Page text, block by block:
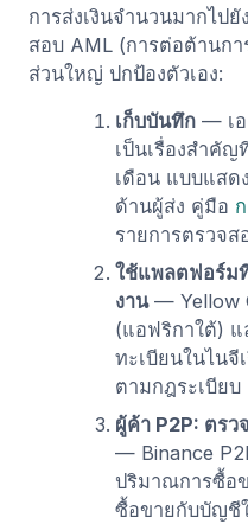
การส่งเงินจำนวนมากไป
สอบ AML (การต่อต้านกา
ส่วนใหญ่ ปกป้องตัวเอง:
เก็บบันทึก— เอ
เป็นเรื่องสำคั
เดือน แบบแสด
ด้านผู้ส่ง คู่มือ
รายการตรวจส
ใช้แพลตฟอร์ม
งาน— Yellow
(แอฟริกาใต้) แ
ทะเบียนในไนจี
ตามกฎระเบียบ
ผู้ค้า P2P: ตรว
— Binance
ปริมาณการซื้อ
ซื้อขายกับบัญชี